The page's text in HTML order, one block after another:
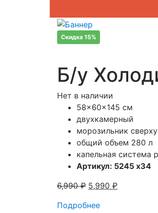
Скидка 15%
Б/у
Нет в наличии
58x60x145 см
двухкамерный
морозильник сверху
общий объем 280 л
капельная система
Артикул: 5245 х34
6,990₽ 5,990 ₽
Подробнее